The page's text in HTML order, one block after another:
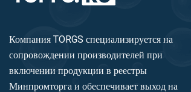
Компания TORGS специализируется на
сопровождении производителей при
включении продукции в реестры
Минпромторга и обеспечивает выход на